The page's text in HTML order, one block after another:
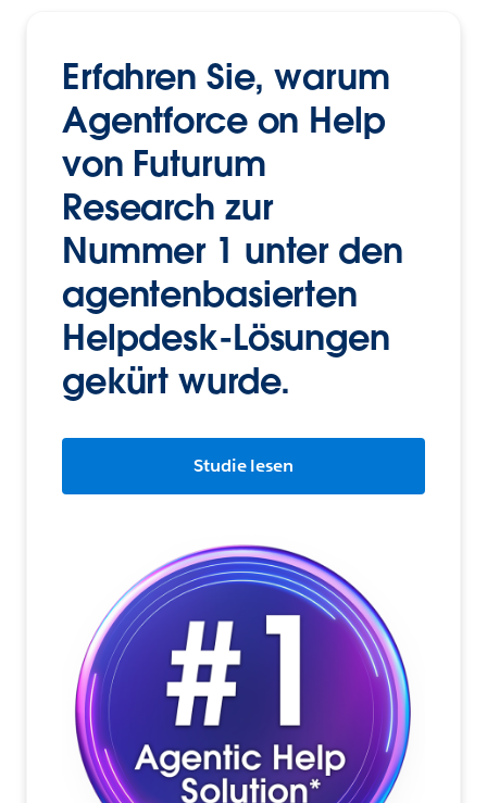
Erfahren Sie, warum
Agentforce on Help
von Futurum
Research zur
Nummer 1 unter den
agentenbasierten
Helpdesk-Lösungen
gekürt wurde.
Studie lesen